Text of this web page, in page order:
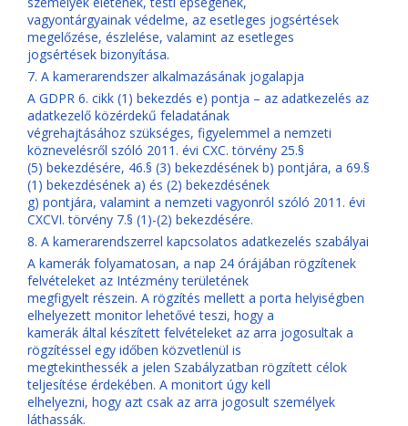
vagyontárgyainak védelme, az esetleges jogsértések
megelőzése, észlelése, valamint az esetleges
jogsértések bizonyítása.
7. A kamerarendszer alkalmazásának jogalapja
A GDPR 6. cikk (1) bekezdés e) pontja – az adatkezelés az
adatkezelő közérdekű feladatának
végrehajtásához szükséges, figyelemmel a nemzeti
köznevelésről szóló 2011. évi CXC. törvény 25.§
(5) bekezdésére, 46.§ (3) bekezdésének b) pontjára, a 69.§
(1) bekezdésének a) és (2) bekezdésének
g) pontjára, valamint a nemzeti vagyonról szóló 2011. évi
CXCVI. törvény 7.§ (1)-(2) bekezdésére.
8. A kamerarendszerrel kapcsolatos adatkezelés szabályai
A kamerák folyamatosan, a nap 24 órájában rögzítenek
felvételeket az Intézmény területének
megfigyelt részein. A rögzítés mellett a porta helyiségben
elhelyezett monitor lehetővé teszi, hogy a
kamerák által készített felvételeket az arra jogosultak a
rögzítéssel egy időben közvetlenül is
megtekinthessék a jelen Szabályzatban rögzített célok
teljesítése érdekében. A monitort úgy kell
elhelyezni, hogy azt csak az arra jogosult személyek
láthassák.